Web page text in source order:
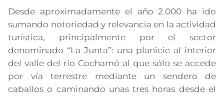
Desde aproximadamente el año 2.000 ha ido
sumando notoriedad y relevancia en la actividad
turística, principalmente por el sector
denominado “La Junta”: una planicie al interior
del valle del río Cochamó al que sólo se accede
por vía terrestre mediante un sendero de
caballos o caminando unas tres horas desde el